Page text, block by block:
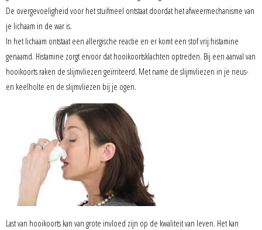
De overgevoeligheid voor het stuifmeel ontstaat doordat het afweermechanisme van
je lichaam in de war is.
In het lichaam ontstaat een allergische reactie en er komt een stof vrij:histamine
genaamd. Histamine zorgt ervoor dat hooikoortsklachten optreden. Bij een aanval van
hooikoorts raken de slijmvliezen geïrriteerd. Met name de slijmvliezen in je neus-
en keelholte en de slijmvliezen bij je ogen.
Last van hooikoorts kan van grote invloed zijn op de kwaliteit van leven. Het kan